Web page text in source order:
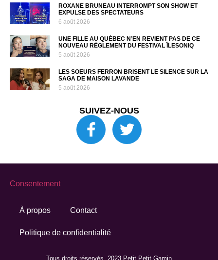
ROXANE BRUNEAU INTERROMPT SON SHOW ET
EXPULSE DES SPECTATEURS
6 août 2026
UNE FILLE AU QUÉBEC N’EN REVIENT PAS DE CE
NOUVEAU RÈGLEMENT DU FESTIVAL ÎLESONIQ
5 août 2026
LES SOEURS FERRON BRISENT LE SILENCE SUR LA
SAGA DE MAISON LAVANDE
5 août 2026
SUIVEZ-NOUS
Tous droits réservés. 2023 Petit Petit Gamin
À propos Contact
Politique de confidentialité
Consentement